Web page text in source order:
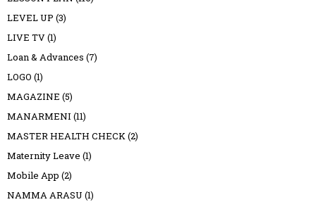
LEVEL UP (3)
LIVE TV(1)
Loan & Advances (7)
LOGO (1)
MAGAZINE (5)
MANARMENI (11)
MASTER HEALTH CHECK(2)
Maternity Leave (1)
Mobile App (2)
NAMMA ARASU (1)